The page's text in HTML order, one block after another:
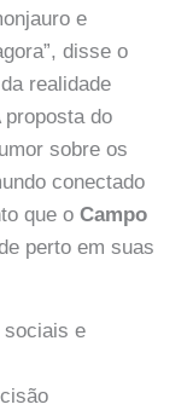
e
disse o
realidade
do
sobre os
conectado
que oCampo
perto em suas
sociais e